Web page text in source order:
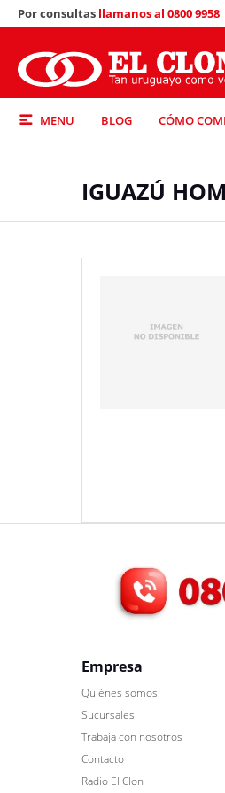
MENU BLOG CÓMO
Por consultas llamanos al 0800 9958
IGUAZÚ
Empresa
Quiénes somos
Sucursales
Trabaja con nosotros
Contacto
Radio El Clon